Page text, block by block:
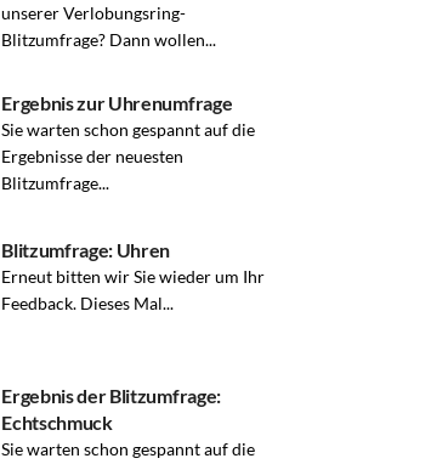
unserer Verlobungsring-
Blitzumfrage? Dann wollen...
Ergebnis zur Uhrenumfrage
Sie warten schon gespannt auf die
Ergebnisse der neuesten
Blitzumfrage...
Blitzumfrage: Uhren
Erneut bitten wir Sie wieder um Ihr
Feedback. Dieses Mal...
Ergebnis der Blitzumfrage:
Echtschmuck
Sie warten schon gespannt auf die